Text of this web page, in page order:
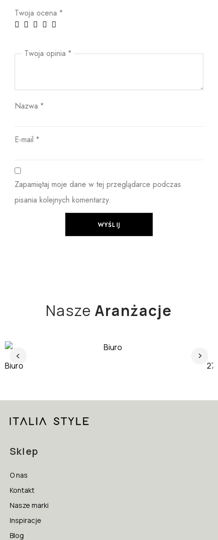
Twoja ocena *
Twoja opinia *
Nazwa *
E-mail *
Zapamiętaj moje dane w tej przeglądarce podczas
pisania kolejnych komentarzy.
NaszeAranżacje
Biuro
Sklep
O nas
Kontakt
Nasze marki
Inspiracje
Blog